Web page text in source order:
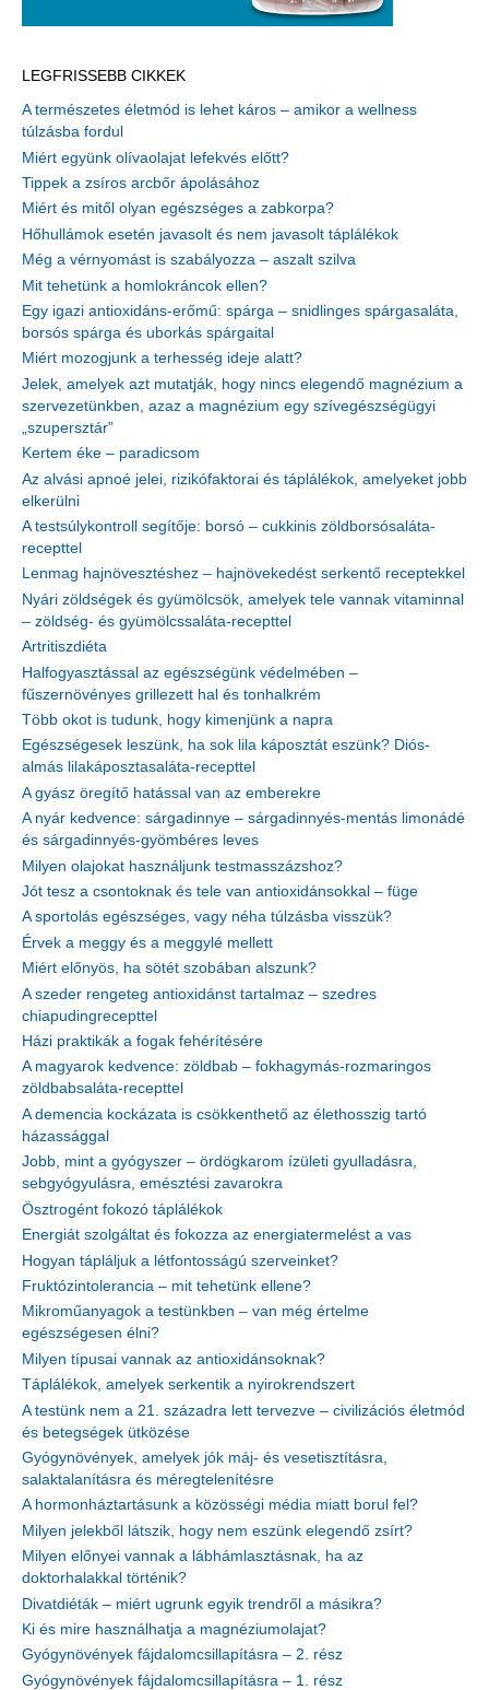
LEGFRISSEBB CIKKEK
A természetes életmód is lehet káros – amikor a wellness
túlzásba fordul
Miért együnk olívaolajat lefekvés előtt?
Tippek a zsíros arcbőr ápolásához
Miért és mitől olyan egészséges a zabkorpa?
Hőhullámok esetén javasolt és nem javasolt táplálékok
Még a vérnyomást is szabályozza – aszalt szilva
Mit tehetünk a homlokráncok ellen?
Egy igazi antioxidáns-erőmű: spárga – snidlinges spárgasaláta,
borsós spárga és uborkás spárgaital
Miért mozogjunk a terhesség ideje alatt?
Jelek, amelyek azt mutatják, hogy nincs elegendő magnézium a
szervezetünkben, azaz a magnézium egy szívegészségügyi
„szupersztár”
Kertem éke – paradicsom
Az alvási apnoé jelei, rizikófaktorai és táplálékok, amelyeket jobb
elkerülni
A testsúlykontroll segítője: borsó – cukkinis zöldborsósaláta-
recepttel
Lenmag hajnövesztéshez – hajnövekedést serkentő receptekkel
Nyári zöldségek és gyümölcsök, amelyek tele vannak vitaminnal
– zöldség- és gyümölcssaláta-recepttel
Artritiszdiéta
Halfogyasztással az egészségünk védelmében –
fűszernövényes grillezett hal és tonhalkrém
Több okot is tudunk, hogy kimenjünk a napra
Egészségesek leszünk, ha sok lila káposztát eszünk? Diós-
almás lilakáposztasaláta-recepttel
A gyász öregítő hatással van az emberekre
A nyár kedvence: sárgadinnye – sárgadinnyés-mentás limonádé
és sárgadinnyés-gyömbéres leves
Milyen olajokat használjunk testmasszázshoz?
Jót tesz a csontoknak és tele van antioxidánsokkal – füge
A sportolás egészséges, vagy néha túlzásba visszük?
Érvek a meggy és a meggylé mellett
Miért előnyös, ha sötét szobában alszunk?
A szeder rengeteg antioxidánst tartalmaz – szedres
chiapudingrecepttel
Házi praktikák a fogak fehérítésére
A magyarok kedvence: zöldbab – fokhagymás-rozmaringos
zöldbabsaláta-recepttel
A demencia kockázata is csökkenthető az élethosszig tartó
házassággal
Jobb, mint a gyógyszer – ördögkarom ízületi gyulladásra,
sebgyógyulásra, emésztési zavarokra
Ösztrogént fokozó táplálékok
Energiát szolgáltat és fokozza az energiatermelést a vas
Hogyan tápláljuk a létfontosságú szerveinket?
Fruktózintolerancia – mit tehetünk ellene?
Mikroműanyagok a testünkben – van még értelme
egészségesen élni?
Milyen típusai vannak az antioxidánsoknak?
Táplálékok, amelyek serkentik a nyirokrendszert
A testünk nem a 21. századra lett tervezve – civilizációs életmód
és betegségek ütközése
Gyógynövények, amelyek jók máj- és vesetisztításra,
salaktalanításra és méregtelenítésre
A hormonháztartásunk a közösségi média miatt borul fel?
Milyen jelekből látszik, hogy nem eszünk elegendő zsírt?
Milyen előnyei vannak a lábhámlasztásnak, ha az
doktorhalakkal történik?
Divatdiéták – miért ugrunk egyik trendről a másikra?
Ki és mire használhatja a magnéziumolajat?
Gyógynövények fájdalomcsillapításra – 2. rész
Gyógynövények fájdalomcsillapításra – 1. rész